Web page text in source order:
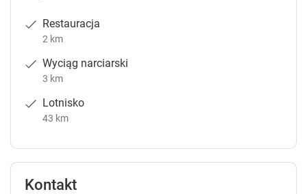
Restauracja
2 km
Wyciąg narciarski
3 km
Lotnisko
43 km
Kontakt